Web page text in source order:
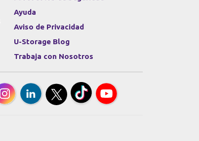
Ayuda
Aviso de Privacidad
U-Storage Blog
Trabaja con Nosotros